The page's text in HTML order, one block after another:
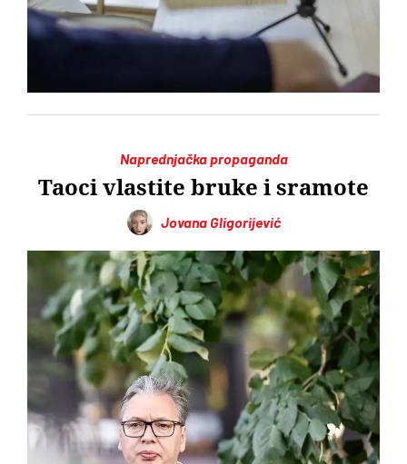
Naprednjačka propaganda
Taoci vlastite bruke i sramote
Jovana Gligorijević